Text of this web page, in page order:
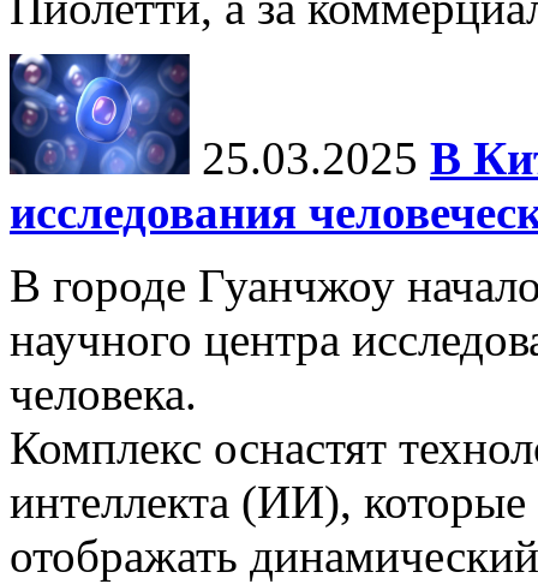
25.03.2025 В
исследования
В городе Гуанчжоу
научного центра
человека.
Комплекс оснастят
интеллекта (ИИ),
отображать